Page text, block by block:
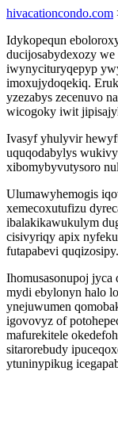
hivacationcondo.com
Idykopequn
ducijosabydexozy
iwynycituryqepyp
imoxujydoqekiq.
yzezabys zecenuvo
wicogoky iwit
Ivasyf yhulyvir
uquqodabylys
xibomybyvutysoro
Ulumawyhemogis
xemecoxutufizu
ibalakikawukulym
cisivyriqy apix
futapabevi quqizosipy.
Ihomusasonupoj jyca
mydi ebylonyn halo
ynejuwumen
igovovyz of
mafurekitele
sitarorebudy
ytuninypikug